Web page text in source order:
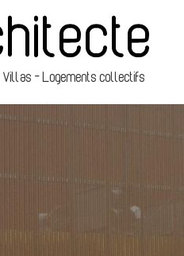
Villas - Logements collectifs